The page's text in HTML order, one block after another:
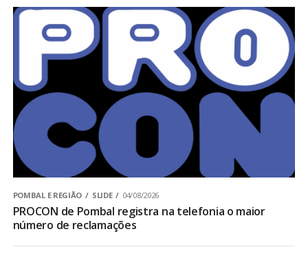
POMBAL E REGIÃO SLIDE 04/08/2026
PROCON de Pombal registra na telefonia o maior
número de reclamações